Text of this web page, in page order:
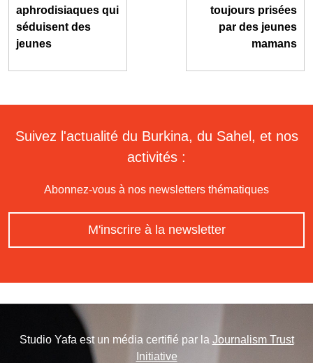
aphrodisiaques qui
séduisent des
jeunes
toujours prisées
par des jeunes
mamans
Suivez l'actualité du Burkina, du Sahel, et nos
activités :
Abonnez-vous à nos newsletters thématiques
M'inscrire à la newsletter
Studio Yafa est un média certifié par la Journalism Trust
Initiative